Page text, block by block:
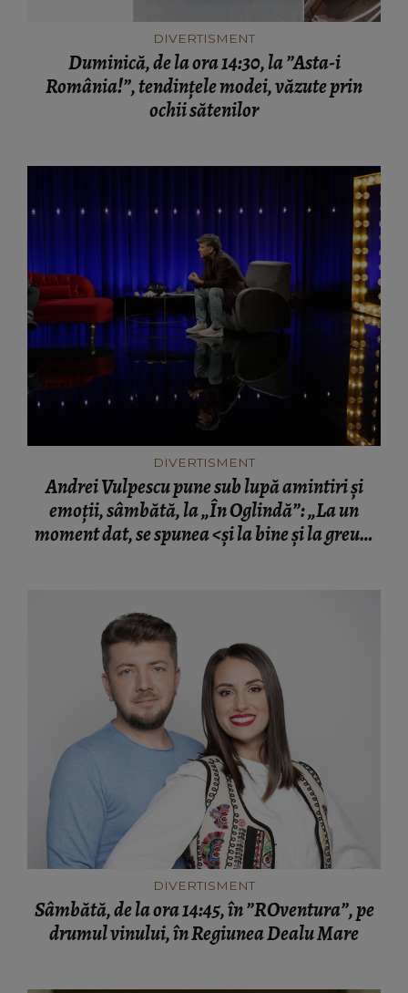
DIVERTISMENT
Duminică, de la ora 14:30, la ”Asta-i
România!”, tendințele modei, văzute prin
ochii sătenilor
DIVERTISMENT
Andrei Vulpescu pune sub lupă amintiri și
emoții, sâmbătă, la „În Oglindă”: „La un
moment dat, se spunea <și la bine și la greu>.
DIVERTISMENT
Sâmbătă, de la ora 14:45, în ”ROventura”, pe
drumul vinului, în Regiunea Dealu Mare